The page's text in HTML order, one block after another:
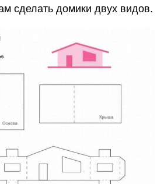
сделать домики двух видов.